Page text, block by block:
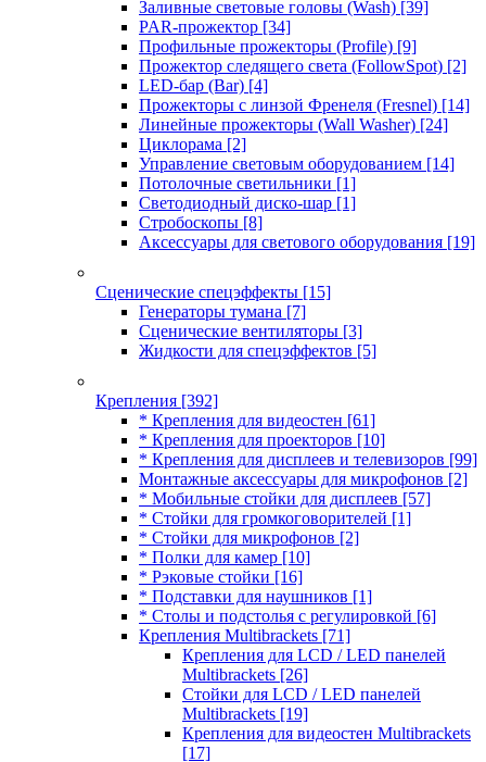
Заливные световые головы (Wash) [39]
PAR-прожектор [34]
Профильные прожекторы (Profile) [9]
Прожектор следящего света (FollowSpot) [2]
LED-бар (Bar) [4]
Прожекторы с линзой Френеля (Fresnel) [14]
Линейные прожекторы (Wall Washer) [24]
Циклорама [2]
Управление световым оборудованием [14]
Потолочные светильники [1]
Светодиодный диско-шар [1]
Стробоскопы [8]
Аксессуары для светового оборудования [19]
Сценические спецэффекты [15]
Генераторы тумана [7]
Сценические вентиляторы [3]
Жидкости для спецэффектов [5]
Крепления [392]
* Крепления для видеостен [61]
* Крепления для проекторов [10]
* Крепления для дисплеев и телевизоров [99]
Монтажные аксессуары для микрофонов [2]
* Мобильные стойки для дисплеев [57]
* Стойки для громкоговорителей [1]
* Стойки для микрофонов [2]
* Полки для камер [10]
* Рэковые стойки [16]
* Подставки для наушников [1]
* Столы и подстолья с регулировкой [6]
Крепления Multibrackets [71]
Крепления для LCD / LED панелей
Multibrackets [26]
Стойки для LCD / LED панелей
Multibrackets [19]
Крепления для видеостен Multibrackets
[17]